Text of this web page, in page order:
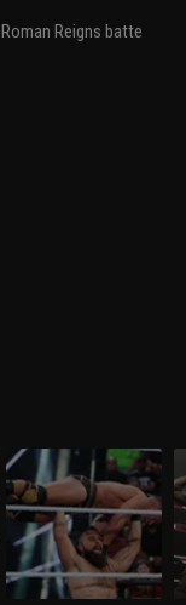
Roman Reigns batte
WWE NXT 24 marzo
2026: Saints e D'Angelo
a confronto
Nella puntata di NXT del
24 marzo,visibile su
discovery+, si affrontano
Ricky Saints e Tony
D'Angelo. Gauntlet Match